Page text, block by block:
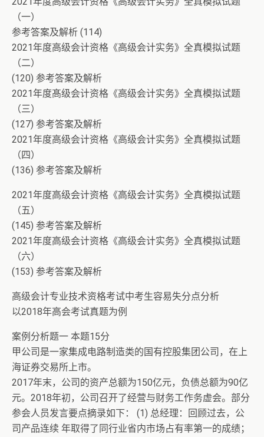
（一）
参考答案及解析 (114)
2021年度高级会计资格《高级会计实务》全真模拟试题
（二）
(120) 参考答案及解析
2021年度髙级会计资格《高级会计实务》全真模拟试题
（三）
(127) 参考答案及解析
2021年度高级会计资格《高级会计实务》全真模拟试题
（四）
(136) 参考答案及解析
2021年度高级会计资格《高级会计实务》全真模拟试题
（五）
(145) 参考答案及解析
2021年度高级会计资格《高级会计实务》全真模拟试题
（六）
(153) 参考答案及解析
高级会计专业技术资格考试中考生容易失分点分析
以2018年高会考试真题为例
案例分析题一 本题15分
甲公司是一家集成电路制造类的国有控股集团公司，在上
海证券交易所上市。
2017年末，公司的资产总额为150亿元，负债总额为90亿
元。2018年初，公司召开了经营与财务工作务虚会。部分
参会人员发言要点摘录如下： (1) 总经理：回顾过去，公
司产品连续 年取得了同行业省内市场占有率第一的成绩；